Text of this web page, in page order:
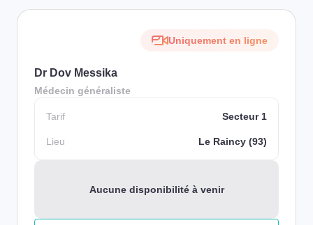
Uniquement en ligne
Dr Dov Messika
Médecin généraliste
Tarif Secteur 1
Lieu Le Raincy (93)
Aucune disponibilité à venir